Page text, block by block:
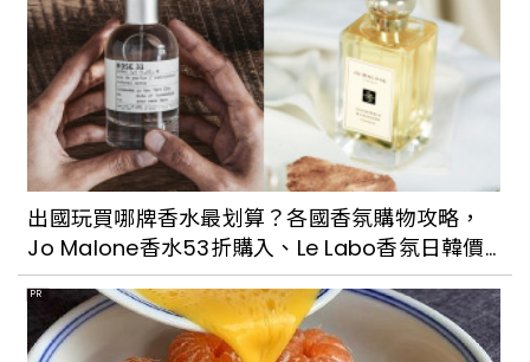
出國玩買哪牌香水最划算？各國香氛購物攻略，
Jo Malone香水53折購入、Le Labo香氛日韓價
格都好甜
PR